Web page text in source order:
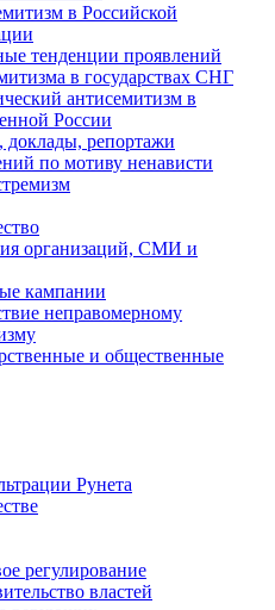
в Российской
тенденции проявлений
в государствах СНГ
антисемитизм в
России
доклады, репортажи
по мотиву ненависти
организаций, СМИ и
кампании
неправомерному
и общественные
Рунета
регулирование
властей